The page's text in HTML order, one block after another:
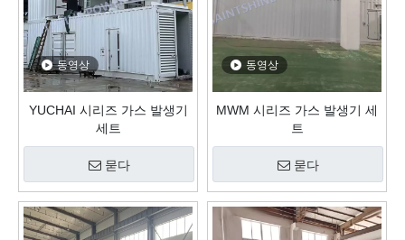
동영상
YUCHAI 시리즈 가스 발생기
세트
묻다
동영상
MWM 시리즈 가스 발생기 세
트
묻다